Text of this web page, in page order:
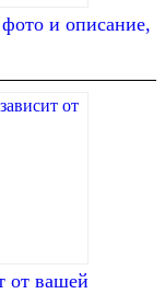
и описание,
от вашей